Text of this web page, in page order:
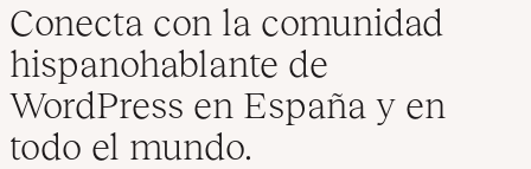
Conecta con la comunidad
hispanohablante de
WordPress en España y en
todo el mundo.